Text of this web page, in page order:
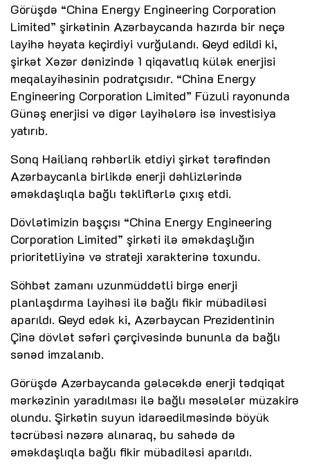
Görüşdə “China Energy Engineering Corporation
Limited” şirkətinin Azərbaycanda hazırda bir neçə
layihə həyata keçirdiyi vurğulandı. Qeyd edildi ki,
şirkət Xəzər dənizində 1 qiqavatlıq külək enerjisi
meqalayihəsinin podratçısıdır. “China Energy
Engineering Corporation Limited” Füzuli rayonunda
Günəş enerjisi və digər layihələrə isə investisiya
yatırıb.
Sonq Hailianq rəhbərlik etdiyi şirkət tərəfindən
Azərbaycanla birlikdə enerji dəhlizlərində
əməkdaşlıqla bağlı təkliflərlə çıxış etdi.
Dövlətimizin başçısı “China Energy Engineering
Corporation Limited” şirkəti ilə əməkdaşlığın
prioritetliyinə və strateji xarakterinə toxundu.
Söhbət zamanı uzunmüddətli birgə enerji
planlaşdırma layihəsi ilə bağlı fikir mübadiləsi
aparıldı. Qeyd edək ki, Azərbaycan Prezidentinin
Çinə dövlət səfəri çərçivəsində bununla da bağlı
sənəd imzalanıb.
Görüşdə Azərbaycanda gələcəkdə enerji tədqiqat
mərkəzinin yaradılması ilə bağlı məsələlər müzakirə
olundu. Şirkətin suyun idarəedilməsində böyük
təcrübəsi nəzərə alınaraq, bu sahədə də
əməkdaşlıqla bağlı fikir mübadiləsi aparıldı.